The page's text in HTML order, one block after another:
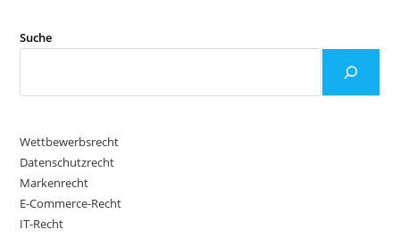
Suche
Wettbewerbsrecht
Datenschutzrecht
Markenrecht
E-Commerce-Recht
IT-Recht